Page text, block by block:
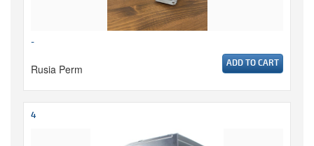
-
Rusia Perm ADD TO CART
4